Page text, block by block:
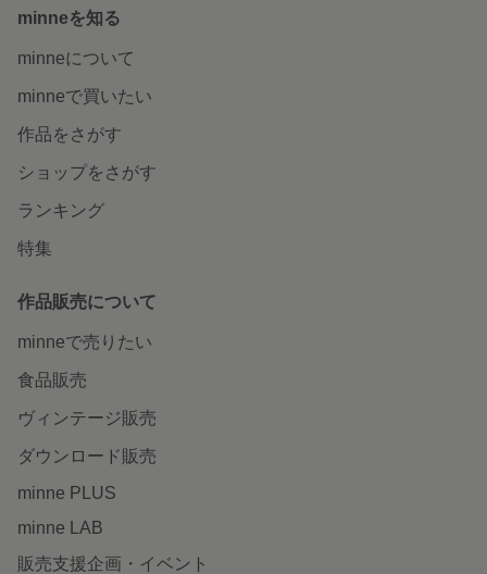
minneを知る
minneについて
minneで買いたい
作品をさがす
ショップをさがす
ランキング
特集
作品販売について
minneで売りたい
食品販売
ヴィンテージ販売
ダウンロード販売
minne PLUS
minne LAB
販売支援企画・イベント